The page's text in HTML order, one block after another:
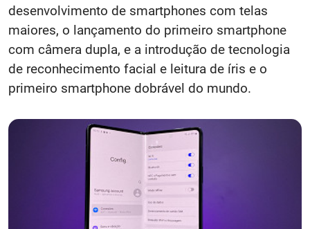
desenvolvimento de smartphones com telas
maiores, o lançamento do primeiro smartphone
com câmera dupla, e a introdução de tecnologia
de reconhecimento facial e leitura de íris e o
primeiro smartphone dobrável do mundo.